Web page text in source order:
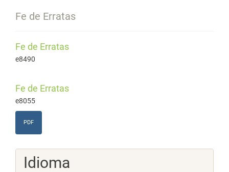
Fe de Erratas
Fe de Erratas
e8490
Fe de Erratas
e8055
PDF
Idioma